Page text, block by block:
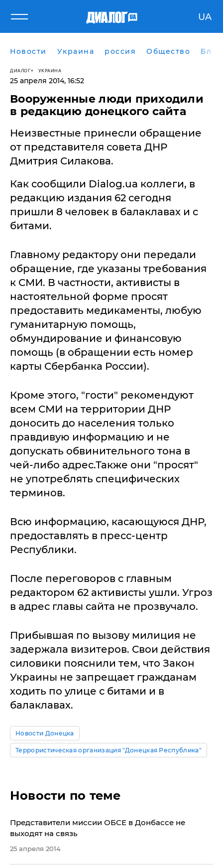
UA
Новости Украина россия Общество
ДИАЛОГ УКРАИНА
25 апреля 2014, 16:52
​Вооруженные люди приходили
в редакцию донецкого сайта
Неизвестные принесли обращение
от представителя совета ДНР
Дмитрия Силакова.
Как сообщили Dialog.ua коллеги, в
редакцию издания 62 сегодня
пришли 8 человек в балаклавах и с
битами.
Главному редактору они передали
обращение, где указаны требования
к СМИ. В частности, активисты в
настоятельной форме просят
предоставить медикаменты, любую
гуманитарную помощь,
обмундирование и финансовую
помощь (в обращении есть номер
карты Сбербанка России).
Кроме этого, "гости" рекомендуют
всем СМИ на территории ДНР
доносить до населения только
правдивую информацию и не
допускать обвинительного тона в
чей-либо адрес.Также они "просят"
не употреблять специфических
терминов.
Всю информацию, касающуюся ДНР,
предоставлять в пресс-центр
Республики.
После переговоров с главным
редактором 62 активисты ушли. Угроз
в адрес главы сайта не прозвучало.
Прибывшая по вызову милиция не
задержала визитеров. Свои действия
силовики пояснили тем, что Закон
Украины не запрещает гражданам
ходить по улице с битами и в
балаклавах.
Новости Донецка
Террористическая организация "Донецкая Республика"
Новости по теме
​Представители миссии ОБСЕ в Донбассе не
выходят на связь
25 апреля 2014